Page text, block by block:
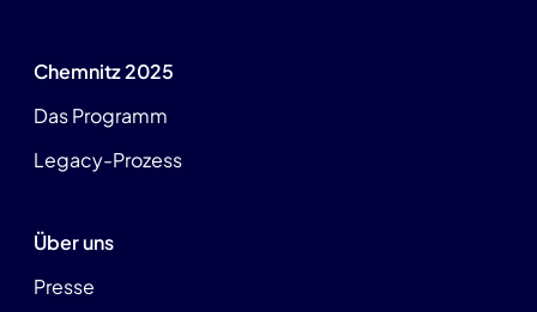
Chemnitz 2025
Das Programm
Legacy-Prozess
Über uns
Presse